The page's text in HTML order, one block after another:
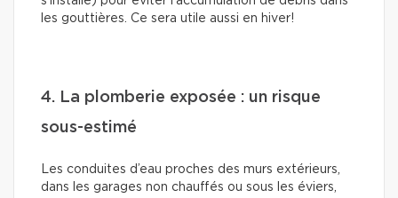
les gouttières. Ce sera utile aussi en hiver!
4. La plomberie exposée : un risque
sous-estimé
Les conduites d’eau proches des murs extérieurs,
dans les garages non chauffés ou sous les éviers,